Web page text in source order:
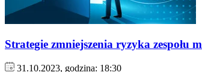
Strategie zmniejszenia ryzyka zespołu
31.10.2023, godzina: 18:30